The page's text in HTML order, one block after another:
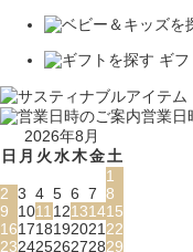
ギフ
営業日
2026年8月
日 月 火水木金土
1
2 3 4 5 6 7 8
9
1011 12131415
161718192021 22
23242526272829